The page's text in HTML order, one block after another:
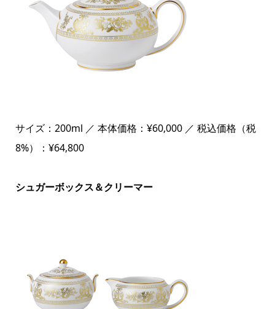
サイズ：200ml ／ 本体価格：¥60,000 ／ 税込価格（税
8%）：¥64,800
シュガーボックス＆クリーマー